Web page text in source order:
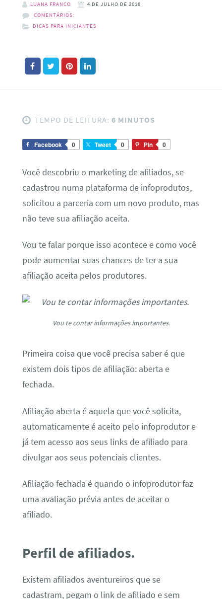
LUANA FRANCO
4 DE JULHO DE 2018
COMENTÁRIOS:
DICAS PARA INICIANTES
TEMPO DE LEITURA: 6 MINUTOS
Facebook 0 Tweet 0 Pin 0
Você descobriu o marketing de afiliados, se
cadastrou numa plataforma de infoprodutos,
solicitou a parceria com um novo produto, mas
não teve sua afiliação aceita.
Vou te falar porque isso acontece e como você
pode aumentar suas chances de ter a sua
afiliação aceita pelos produtores.
Vou te contar informações importantes.
Primeira coisa que você precisa saber é que
existem dois tipos de afiliação: aberta e
fechada.
Afiliação aberta é aquela que você solicita,
automaticamente é aceito pelo infoprodutor e
já tem acesso aos seus links de afiliado para
divulgar aos seus potenciais clientes.
Afiliação fechada é quando o infoprodutor faz
uma avaliação prévia antes de aceitar o
afiliado.
Perfil de afiliados.
Existem afiliados aventureiros que se
cadastram, pegam o link de afiliado e sem